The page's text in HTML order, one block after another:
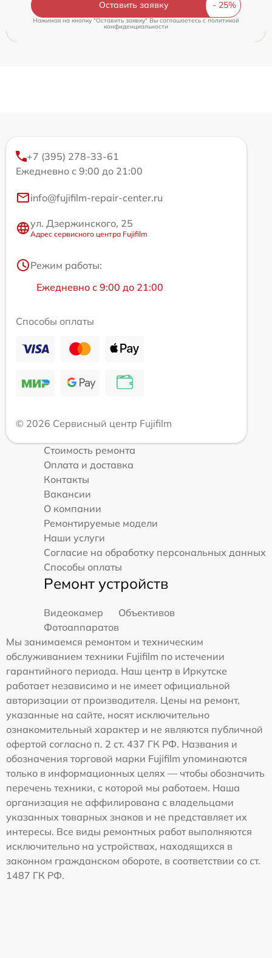
Оставить заявку
Нажимая на кнопку "Оставить заявку" Вы соглашаетесь c политикой
конфиденциальности
+7 (395) 278-33-61
Ежедневно с 9:00 до 21:00
info@fujifilm-repair-center.ru
ул. Дзержинского, 25
Адрес сервисного центра Fujifilm
Режим работы:
Ежедневно с 9:00 до 21:00
Способы оплаты
© 2026 Сервисный центр Fujifilm
Стоимость ремонта
Оплата и доставка
Контакты
Вакансии
О компании
Ремонтируемые модели
Наши услуги
Согласие на обработку персональных данных
Способы оплаты
Ремонт устройств
Видеокамер
Объективов
Фотоаппаратов
Мы занимаемся ремонтом и техническим
обслуживанием техники Fujifilm по истечении
гарантийного периода. Наш центр в Иркутске
работает независимо и не имеет официальной
авторизации от производителя. Цены на ремонт,
указанные на сайте, носят исключительно
ознакомительный характер и не являются публичной
офертой согласно п. 2 ст. 437 ГК РФ. Названия и
обозначения торговой марки Fujifilm упоминаются
только в информационных целях — чтобы обозначить
перечень техники, с которой мы работаем. Наша
организация не аффилирована с владельцами
указанных товарных знаков и не представляет их
интересы. Все виды ремонтных работ выполняются
исключительно на устройствах, находящихся в
законном гражданском обороте, в соответствии со ст.
1487 ГК РФ.